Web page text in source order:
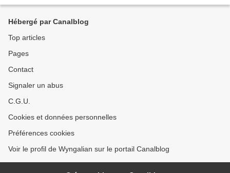
Hébergé par Canalblog
Top articles
Pages
Contact
Signaler un abus
C.G.U.
Cookies et données personnelles
Préférences cookies
Voir le profil de Wyngalian sur le portail Canalblog